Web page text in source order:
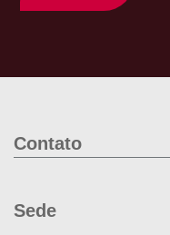
Contato
Sede